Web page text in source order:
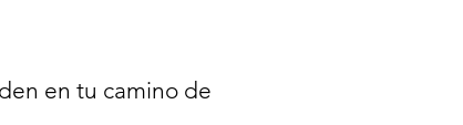
en tu camino de